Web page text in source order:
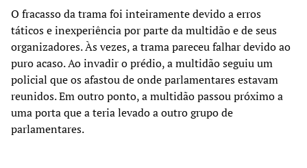
O fracasso da trama foi inteiramente devido a erros
táticos e inexperiência por parte da multidão e de seus
organizadores. Às vezes, a trama pareceu falhar devido ao
puro acaso. Ao invadir o prédio, a multidão seguiu um
policial que os afastou de onde parlamentares estavam
reunidos. Em outro ponto, a multidão passou próximo a
uma porta que a teria levado a outro grupo de
parlamentares.